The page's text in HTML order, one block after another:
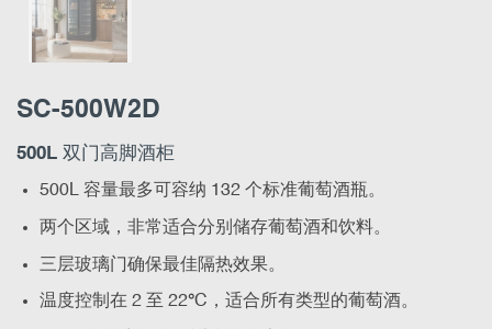
SC-500W2D
500L 双门高脚酒柜
500L 容量最多可容纳 132 个标准葡萄酒瓶。
两个区域，非常适合分别储存葡萄酒和饮料。
三层玻璃门确保最佳隔热效果。
温度控制在 2 至 22°C，适合所有类型的葡萄酒。